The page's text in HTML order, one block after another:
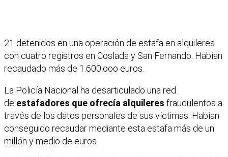
21 detenidos en una operación de estafa en alquileres
con cuatro registros en Coslada y San Fernando. Habían
recaudado más de 1.600.ooo euros.
La Policía Nacional ha desarticulado una red
de estafadores que ofrecía alquileres fraudulentos a
través de los datos personales de sus víctimas. Habían
conseguido recaudar mediante esta estafa más de un
millón y medio de euros.